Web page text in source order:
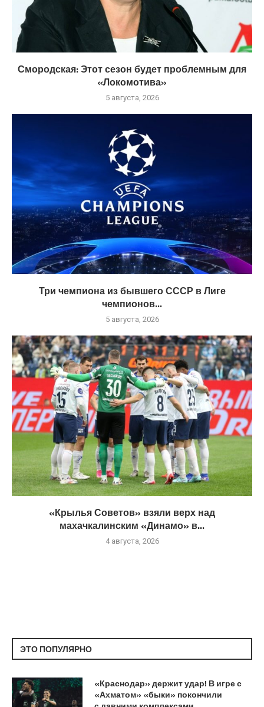
Смородская: Этот сезон будет проблемным для
«Локомотива»
5 августа, 2026
Три чемпиона из бывшего СССР в Лиге
чемпионов...
5 августа, 2026
«Крылья Советов» взяли верх над
махачкалинским «Динамо» в...
4 августа, 2026
ЭТО ПОПУЛЯРНО
«Краснодар» держит удар! В игре с
«Ахматом» «быки» покончили